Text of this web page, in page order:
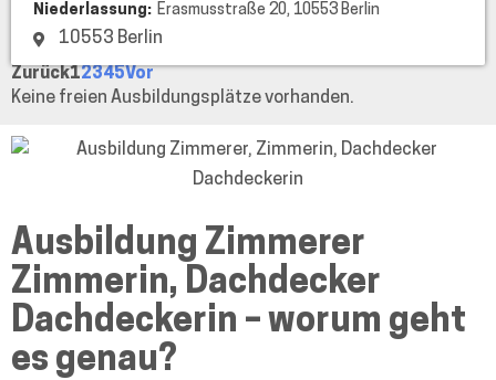
Ausbildung Zimmerer
Zimmerin, Dachdecker
Dachdeckerin – worum geht
es genau?
KGNiederlassung: Erasmusstraße 20, 10553 Berlin
10553 Berlin
Zurück12345Vor